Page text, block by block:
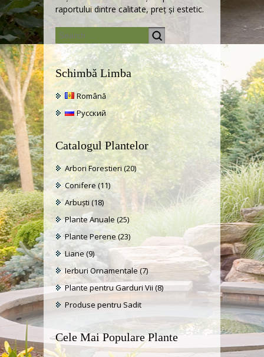
raportului dintre calitate, preţ şi estetic.
Schimbă Limba
Română
Русский
Catalogul Plantelor
Arbori Forestieri(20)
Conifere (11)
Arbuști (18)
Plante Anuale(25)
Plante Perene(23)
Liane(9)
Ierburi Ornamentale (7)
Plante pentru Garduri Vii(8)
Produse pentru Sadit
Cele Mai Populare Plante